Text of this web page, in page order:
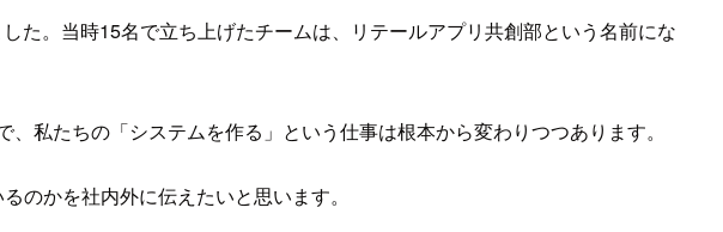
た。当時15名で立ち上げたチームは、リテールアプリ共創部という名前にな
私たちの「システムを作る」という仕事は根本から変わりつつあります。
のかを社内外に伝えたいと思います。